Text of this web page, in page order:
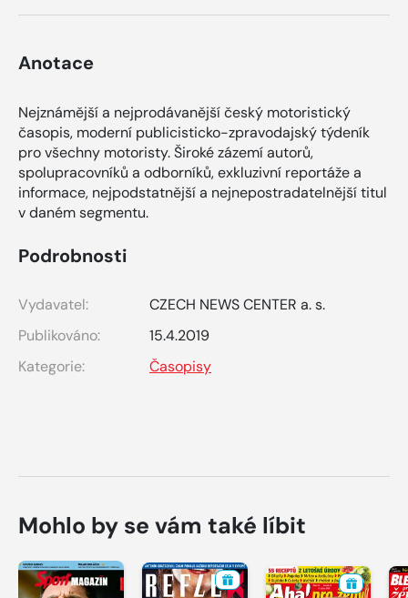
Anotace
Nejznámější a nejprodávanější český motoristický
časopis, moderní publicisticko-zpravodajský týdeník
pro všechny motoristy. Široké zázemí autorů,
spolupracovníků a odborníků, exkluzivní reportáže a
informace, nejpodstatnější a nejnepostradatelnější titul
v daném segmentu.
Podrobnosti
Vydavatel:
CZECH NEWS CENTER a. s.
Publikováno:
15.4.2019
Kategorie:
Časopisy
Mohlo by se vám také líbit